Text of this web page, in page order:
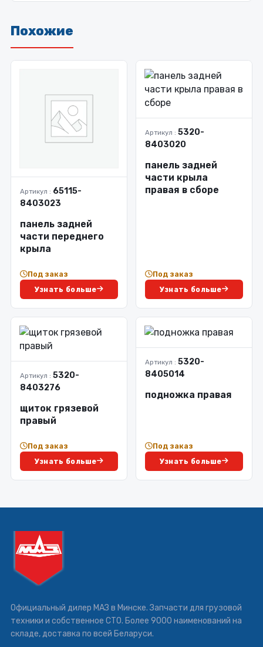
Похожие
Артикул : 65115-
8403023
панель задней
части переднего
крыла
Под заказ
Узнать больше
Артикул : 5320-
8403020
панель задней
части крыла
правая в сборе
Под заказ
Узнать больше
Артикул : 5320-
8403276
щиток грязевой
правый
Под заказ
Узнать больше
Артикул : 5320-
8405014
подножка правая
Под заказ
Узнать больше
Официальный дилер МАЗ в Минске. Запчасти для грузовой
техники и собственное СТО. Более 9000 наименований на
складе, доставка по всей Беларуси.